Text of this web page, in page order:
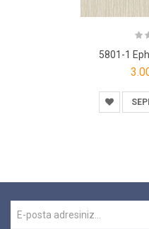
5801-1